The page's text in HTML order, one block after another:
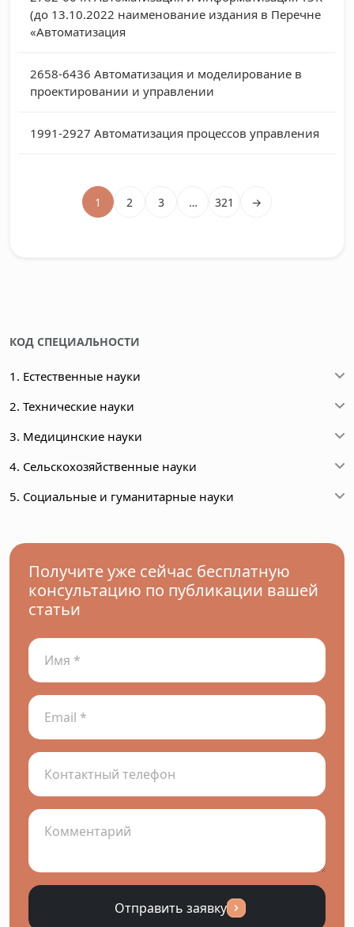
(до 13.10.2022 наименование издания в Перечне
«Автоматизация
2658-6436 Автоматизация и моделирование в
проектировании и управлении
1991-2927 Автоматизация процессов управления
1 2 3 … 321 →
КОД СПЕЦИАЛЬНОСТИ
1. Естественные науки
2. Технические науки
3. Медицинские науки
4. Сельскохозяйственные науки
5. Социальные и гуманитарные науки
Получите уже сейчас бесплатную
консультацию по публикации вашей
статьи
Отправить заявку